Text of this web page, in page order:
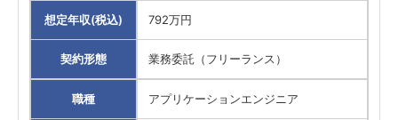
想定年収(税込) 792万円
契約形態 業務委託（フリーランス）
職種 アプリケーションエンジニア